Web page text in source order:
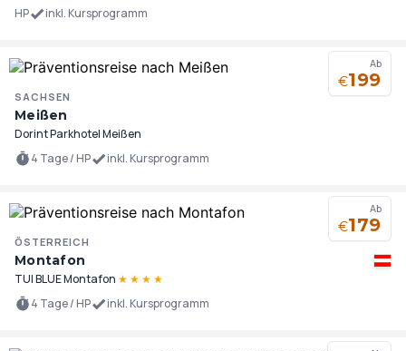
HP
inkl. Kursprogramm
Ab
€199
SACHSEN
Meißen
Dorint Parkhotel Meißen
4 Tage / HP
inkl. Kursprogramm
Ab
€179
ÖSTERREICH
Montafon
TUI BLUE Montafon ★ ★ ★ ★
4 Tage / HP
inkl. Kursprogramm